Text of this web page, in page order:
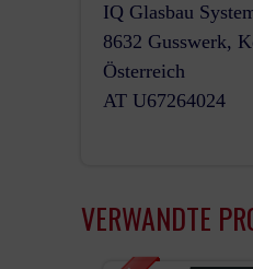
IQ Glasbau
8632 Gusswerk,
Österreich
AT U67264024
VERWANDTE